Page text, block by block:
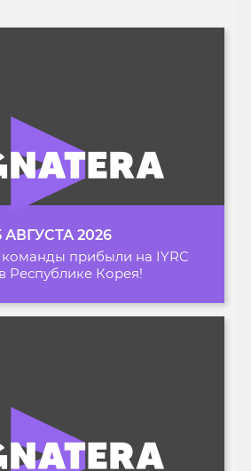
АВГУСТА 2026
команды прибыли на IYRC
Республике Корея!